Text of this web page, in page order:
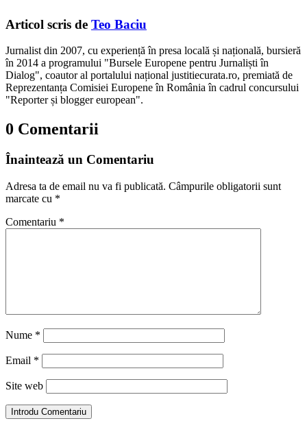
Articol scris de Teo Baciu
Jurnalist din 2007, cu experiență în presa locală și națională, bursieră
în 2014 a programului "Bursele Europene pentru Jurnaliști în
Dialog", coautor al portalului național justitiecurata.ro, premiată de
Reprezentanța Comisiei Europene în România în cadrul concursului
"Reporter și blogger european".
0 Comentarii
Înaintează un Comentariu
Adresa ta de email nu va fi publicată. Câmpurile obligatorii sunt
marcate cu *
Comentariu *
Nume *
Email *
Site web
Introdu Comentariu